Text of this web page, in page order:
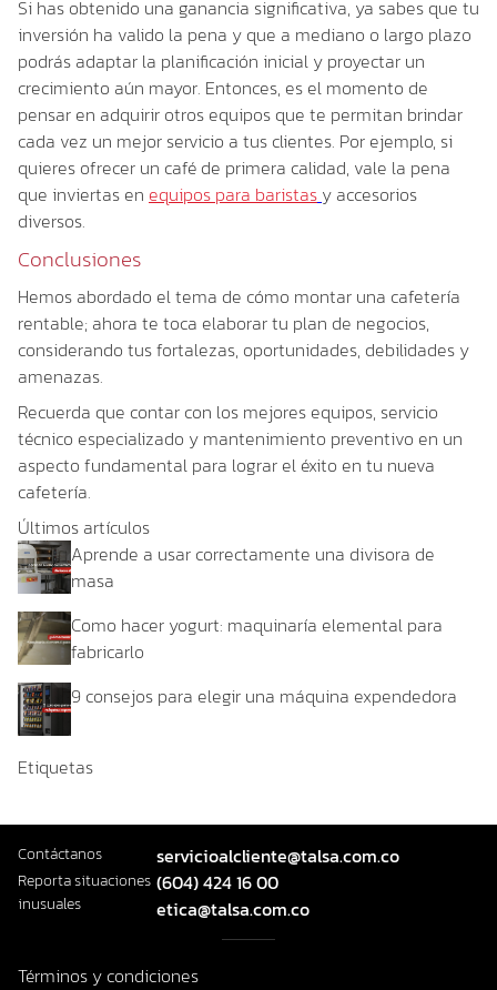
Si has obtenido una ganancia significativa, ya sabes que tu
inversión ha valido la pena y que a mediano o largo plazo
podrás adaptar la planificación inicial y proyectar un
crecimiento aún mayor. Entonces, es el momento de
pensar en adquirir otros equipos que te permitan brindar
cada vez un mejor servicio a tus clientes. Por ejemplo, si
quieres ofrecer un café de primera calidad, vale la pena
que inviertas en equipos para baristas y accesorios
diversos.
Conclusiones
Hemos abordado el tema de cómo montar una cafetería
rentable; ahora te toca elaborar tu plan de negocios,
considerando tus fortalezas, oportunidades, debilidades y
amenazas.
Recuerda que contar con los mejores equipos, servicio
técnico especializado y mantenimiento preventivo en un
aspecto fundamental para lograr el éxito en tu nueva
cafetería.
Últimos artículos
Aprende a usar correctamente una divisora de
masa
Como hacer yogurt: maquinaría elemental para
fabricarlo
9 consejos para elegir una máquina expendedora
Etiquetas
Contáctanos servicioalcliente@talsa.com.co
Reporta situaciones
inusuales
(604) 424 16 00
etica@talsa.com.co
Términos y condiciones